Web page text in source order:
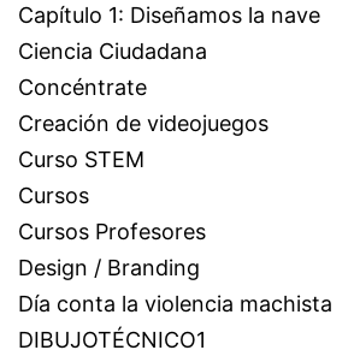
Capítulo 1: Diseñamos la nave
Ciencia Ciudadana
Concéntrate
Creación de videojuegos
Curso STEM
Cursos
Cursos Profesores
Design / Branding
Día conta la violencia machista
DIBUJOTÉCNICO1